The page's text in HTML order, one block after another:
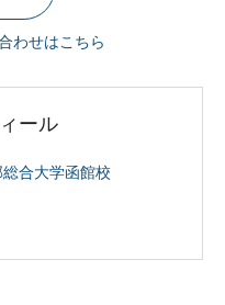
わせはこちら
ール
合大学函館校